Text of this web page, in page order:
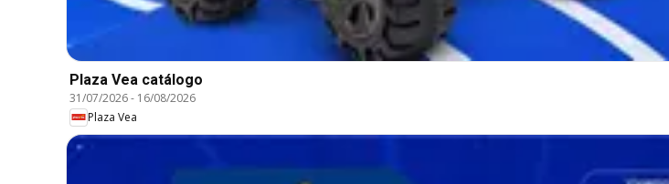
Plaza Vea catálogo
31/07/2026- 16/08/2026
Plaza Vea